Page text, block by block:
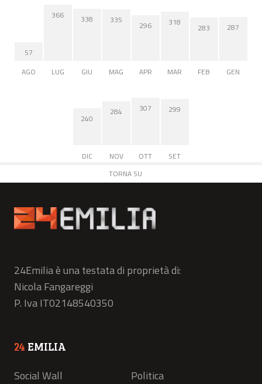
57
AGO
366
LUG
338
GIU
335
MAG
296
APR
318
MAR
283
FEB
287
GEN
240
DIC
284
NOV
307
OTT
299
SET
TORNA SU
24Emilia è una testata di proprietà di:
Nicola Fangareggi
P. Iva IT02148540350
24 EMILIA
Social Wall
Politica